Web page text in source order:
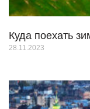
Куда поехать
28.11.2023